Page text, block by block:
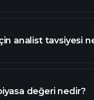
analist tavsiyesi
değeri nedir?